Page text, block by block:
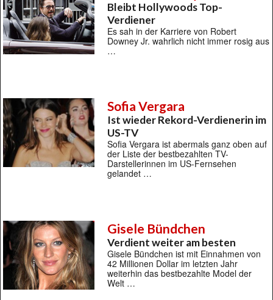
Bleibt Hollywoods Top-
Verdiener
Es sah in der Karriere von Robert
Downey Jr. wahrlich nicht immer rosig aus
…
Sofia Vergara
Ist wieder Rekord-Verdienerin im
US-TV
Sofia Vergara ist abermals ganz oben auf
der Liste der bestbezahlten TV-
Darstellerinnen im US-Fernsehen
gelandet …
Gisele Bündchen
Verdient weiter am besten
Gisele Bündchen ist mit Einnahmen von
42 Millionen Dollar im letzten Jahr
weiterhin das bestbezahlte Model der
Welt …